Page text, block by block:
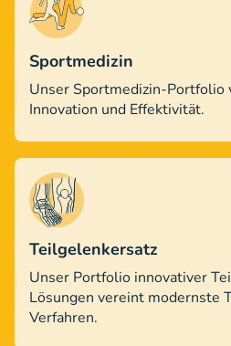
Sportmedizin
Unser Sportmedizin-Portfolio
Innovation und Effektivität.
Teilgelenkersatz
Unser Portfolio innovativer
Lösungen vereint modernste
Verfahren.